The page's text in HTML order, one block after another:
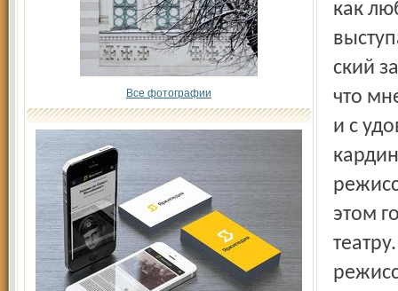
Все фотографии
как
ский
что
и с
этом